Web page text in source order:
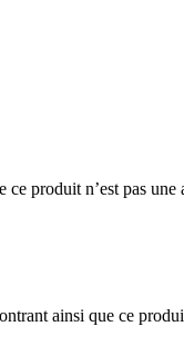
produit n’est pas une
ainsi que ce